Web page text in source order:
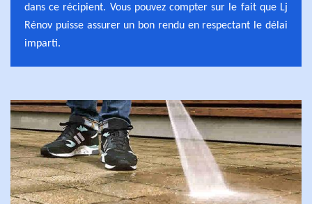
dans ce récipient. Vous pouvez compter sur le fait que Lj
Rénov puisse assurer un bon rendu en respectant le délai
imparti.